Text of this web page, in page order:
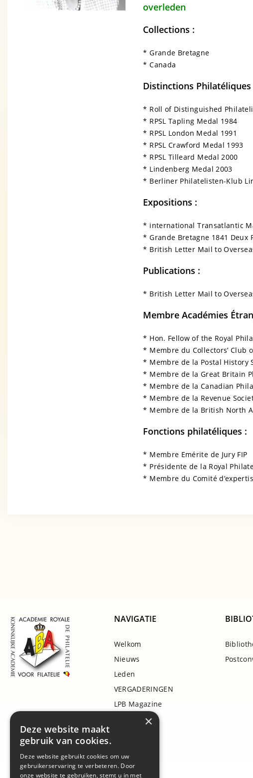
overleden
Collections :
* Grande Bretagne
* Canada
Distinctions Philatéliques
* Roll of Distinguished
* RPSL Tapling Medal 1984
* RPSL London Medal 1991
* RPSL Crawford Medal 1993
* RPSL Tilleard Medal 2000
* Lindenberg Medal 2003
* Berliner Philatelisten-Klub
Expositions :
* international Transatlantic
* Grande Bretagne 1841 Deux
* British Letter Mail to
Publications :
* British Letter Mail to
Membre Académies
* Hon. Fellow of the Royal
* Membre du Collectors’ Club
* Membre de la Postal History
* Membre de la Great Britain
* Membre de la Canadian
* Membre de la Revenue
* Membre de la British North
Fonctions philatéliques :
* Membre Emérite de Jury FIP
* Présidente de la Royal
* Membre du Comité
NAVIGATIE
Welkom
Nieuws
Leden
VERGADERINGEN
LPB Magazine
Projecten
Awards
×
Deze website maakt
gebruik van cookies.
Deze website gebruikt cookies om uw
gebruikerservaring te verbeteren. Door
onze website te gebruiken, stemt u in met